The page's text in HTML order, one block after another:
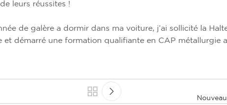
leurs réussites !
de galère a dormir dans ma voiture, j’ai sollicité la
et démarré une formation qualifiante en CAP métallurgie